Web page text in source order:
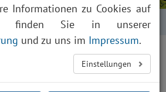
Informationen zu Cookies auf
finden Sie in unserer
und zu uns im Impressum.
Einstellungen